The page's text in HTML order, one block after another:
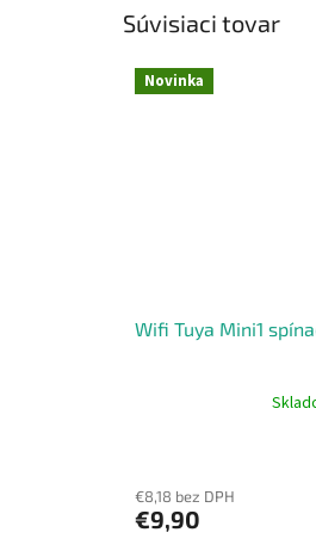
Súvisiaci tovar
Novinka
Wifi Tuya Mini1
5,0
z
€8,18 bez DPH
€9,90